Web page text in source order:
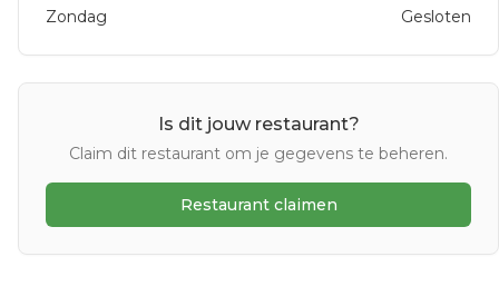
Zondag
Gesloten
Is dit jouw restaurant?
Claim dit restaurant om je gegevens te beheren.
Restaurant claimen